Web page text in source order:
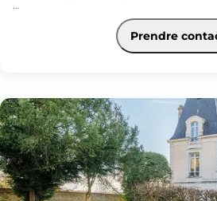
Au rez-de-chaussée, vous trouverez une grande
envies, un vaste séjour lumineux, un salon
terrasse de 27 m², ainsi qu'un cabinet de toilette.
parfaire l'étage.
Un garage attenant de 24 m² complète ce bien,
de 450 m², parfait pour vous détendre,
cultiver un potager.
Un bien à fort potentiel, à découvrir sans tarder !
Prendre